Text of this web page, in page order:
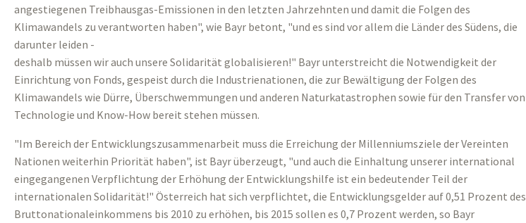
angestiegenen Treibhausgas-Emissionen in den letzten Jahrzehnten und damit die Folgen des
Klimawandels zu verantworten haben", wie Bayr betont, "und es sind vor allem die Länder des Südens, die
darunter leiden -
deshalb müssen wir auch unsere Solidarität globalisieren!" Bayr unterstreicht die Notwendigkeit der
Einrichtung von Fonds, gespeist durch die Industrienationen, die zur Bewältigung der Folgen des
Klimawandels wie Dürre, Überschwemmungen und anderen Naturkatastrophen sowie für den Transfer von
Technologie und Know-How bereit stehen müssen.
"Im Bereich der Entwicklungszusammenarbeit muss die Erreichung der Millenniumsziele der Vereinten
Nationen weiterhin Priorität haben", ist Bayr überzeugt, "und auch die Einhaltung unserer international
eingegangenen Verpflichtung der Erhöhung der Entwicklungshilfe ist ein bedeutender Teil der
internationalen Solidarität!" Österreich hat sich verpflichtet, die Entwicklungsgelder auf 0,51 Prozent des
Bruttonationaleinkommens bis 2010 zu erhöhen, bis 2015 sollen es 0,7 Prozent werden, so Bayr